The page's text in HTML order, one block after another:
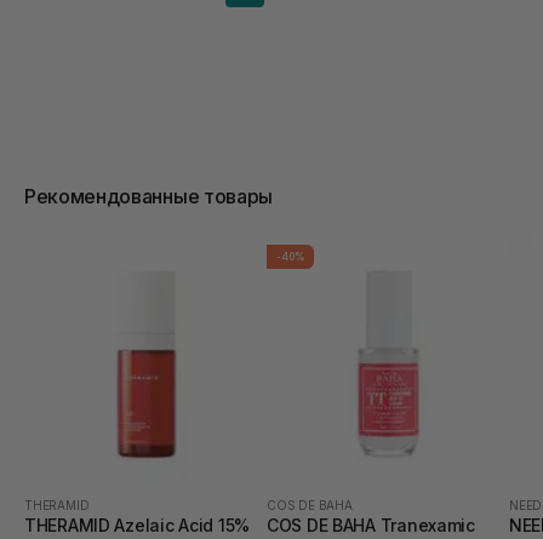
Рекомендованные товары
THERAMID
THERAMID Azelaic Acid 15%
-40%
COS DE BAHA
COS DE BAHA Tranexamic